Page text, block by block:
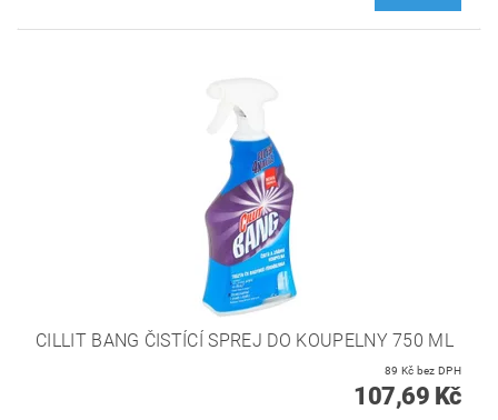
CILLIT BANG ČISTÍCÍ SPREJ DO KOUPELNY 750 ML
89 Kč bez DPH
107,69 Kč